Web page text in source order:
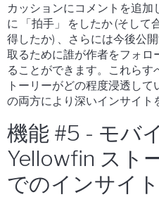
カッションにコメントを追
に 「拍手」 をしたか (そして
得したか) 、さらには今後公
取るために誰が作者をフォロ
ることができます。これらす
トーリーがどの程度浸透し
の両方により深いインサイト
機能 #5 - モバ
Yellowfin スト
でのインサイ